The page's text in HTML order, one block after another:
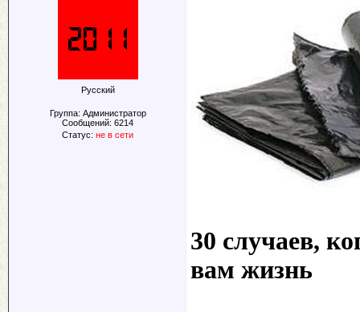
Русский
Группа: Администратор
Сообщений: 6214
Статус: не в сети
30 случаев,
вам жизнь